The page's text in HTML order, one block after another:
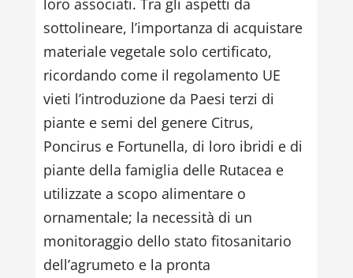
loro associati. Tra gli aspetti da
sottolineare, l’importanza di acquistare
materiale vegetale solo certificato,
ricordando come il regolamento UE
vieti l’introduzione da Paesi terzi di
piante e semi del genere Citrus,
Poncirus e Fortunella, di loro ibridi e di
piante della famiglia delle Rutacea e
utilizzate a scopo alimentare o
ornamentale; la necessità di un
monitoraggio dello stato fitosanitario
dellʼagrumeto e la pronta